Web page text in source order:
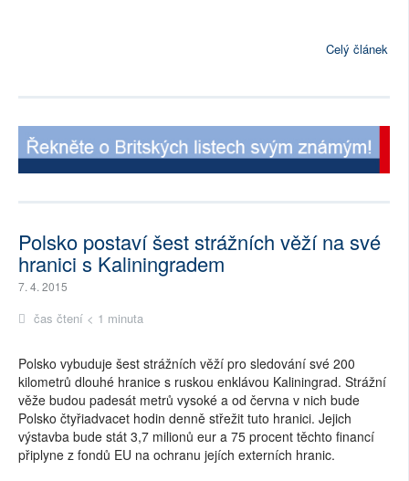
Celý článek
Polsko postaví šest strážních věží na své
hranici s Kaliningradem
7. 4. 2015
čas čtení < 1 minuta
Polsko vybuduje šest strážních věží pro sledování své 200
kilometrů dlouhé hranice s ruskou enklávou Kaliningrad. Strážní
věže budou padesát metrů vysoké a od června v nich bude
Polsko čtyřiadvacet hodin denně střežit tuto hranici. Jejich
výstavba bude stát 3,7 milionů eur a 75 procent těchto financí
připlyne z fondů EU na ochranu jejích externích hranic.